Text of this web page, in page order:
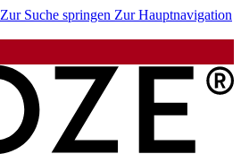
Zur Suche springen Zur Hauptnavigation